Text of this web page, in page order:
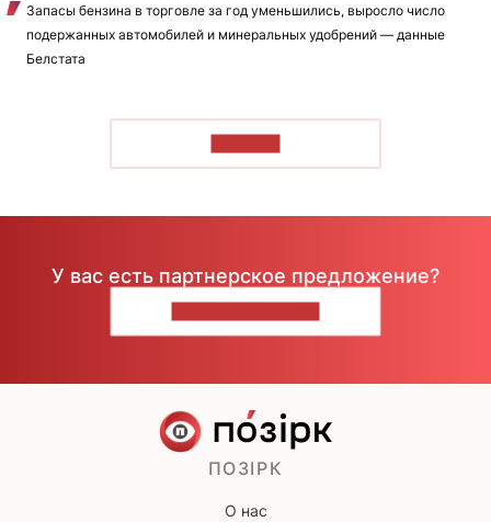
Запасы бензина в торговле за год уменьшились, выросло число
подержанных автомобилей и минеральных удобрений — данные
Белстата
У вас есть партнерское предложение?
ПОЗІРК
О нас